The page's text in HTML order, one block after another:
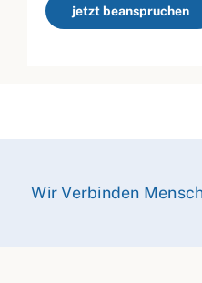
jetzt beanspruchen
Wir Verbinden